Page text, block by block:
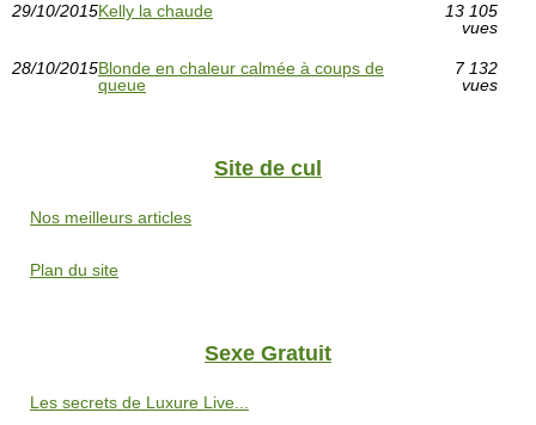
29/10/2015Kelly la chaude
13 105
vues
28/10/2015Blonde en chaleur calmée à coups de
queue
7 132
vues
Site de cul
Nos meilleurs articles
Plan du site
Sexe Gratuit
Les secrets de Luxure Live...